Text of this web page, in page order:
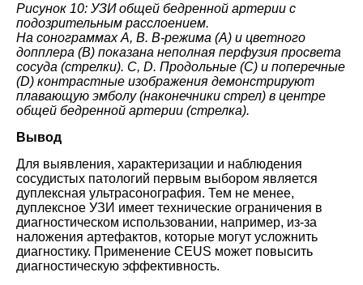
Рисунок 10: УЗИ общей бедренной артерии с
подозрительным расслоением.
На сонограммах A, B. B-режима (A) и цветного
допплера (B) показана неполная перфузия просвета
сосуда (стрелки). C, D. Продольные (C) и поперечные
(D) контрастные изображения демонстрируют
плавающую эмболу (наконечники стрел) в центре
общей бедренной артерии (стрелка).
Вывод
Для выявления, характеризации и наблюдения
сосудистых патологий первым выбором является
дуплексная ультрасонография. Тем не менее,
дуплексное УЗИ имеет технические ограничения в
диагностическом использовании, например, из-за
наложения артефактов, которые могут усложнить
диагностику. Применение CEUS может повысить
диагностическую эффективность.